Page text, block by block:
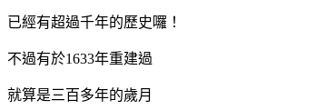
已經有超過千年的歷史囉！
不過有於1633年重建過
就算是三百多年的歲月